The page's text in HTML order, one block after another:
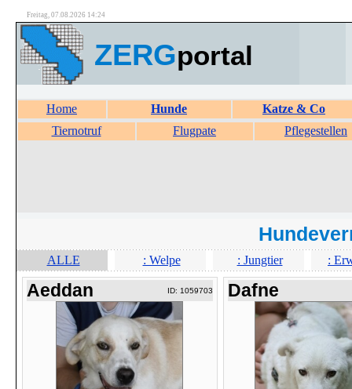
Freitag, 07.08.2026 14:24
ZERGportal
Home Hunde
Katze & Co
Tiernotruf
Flugpate Pflegestellen
ALLE : Welpe : Jungtier :
Aeddan ID: 1059703 Dafne